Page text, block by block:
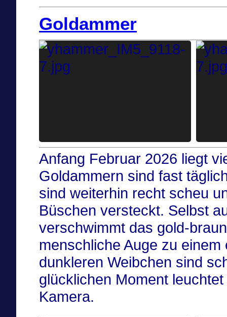
Goldammer
Anfang Februar 2026 liegt
Goldammern sind fast
sind weiterhin recht scheu
Büschen versteckt. Selbst
verschwimmt das gold-
menschliche Auge zu
dunkleren Weibchen sind
glücklichen Moment
Kamera.